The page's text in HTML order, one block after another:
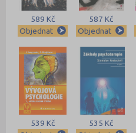
589 Kč
Objednat
587 Kč
Objednat
539 Kč
535 Kč